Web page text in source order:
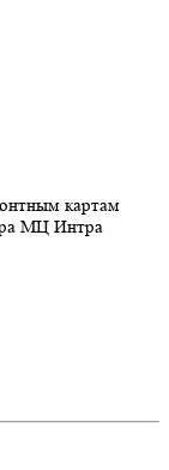
картам
МЦ Интра